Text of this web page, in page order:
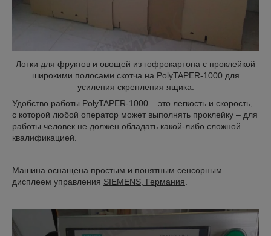
Лотки для фруктов и овощей из гофрокартона с проклейкой
широкими полосами скотча на PolyTAPER-1000 для
усиления скрепления ящика.
Удобство работы PolyTAPER-1000 – это легкость и скорость,
с которой любой оператор может выполнять проклейку – для
работы человек не должен обладать какой-либо сложной
квалификацией.
Машина оснащена простым и понятным сенсорным
дисплеем управления SIEMENS, Германия